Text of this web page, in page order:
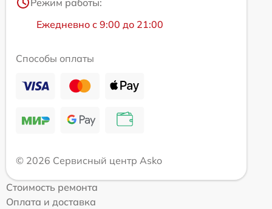
Ежедневно с 9:00 до 21:00
Способы оплаты
© 2026 Сервисный центр Asko
Стоимость ремонта
Оплата и доставка